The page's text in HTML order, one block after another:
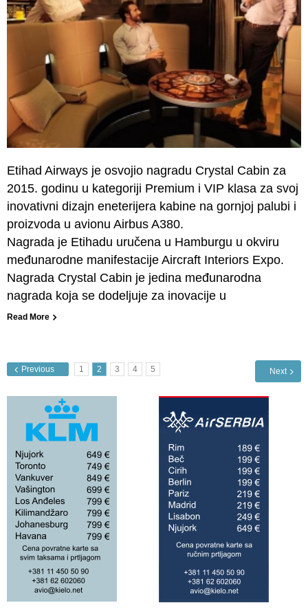
Etihad Airways je osvojio nagradu Crystal Cabin za
2015. godinu u kategoriji Premium i VIP klasa za svoj
inovativni dizajn eneterijera kabine na gornjoj palubi i
proizvoda u avionu Airbus A380.
Nagrada je Etihadu uručena u Hamburgu u okviru
međunarodne manifestacije Aircraft Interiors Expo.
Nagrada Crystal Cabin je jedina međunarodna
nagrada koja se dodeljuje za inovacije u
Read More
Previous 1 2 3 4 5 Next